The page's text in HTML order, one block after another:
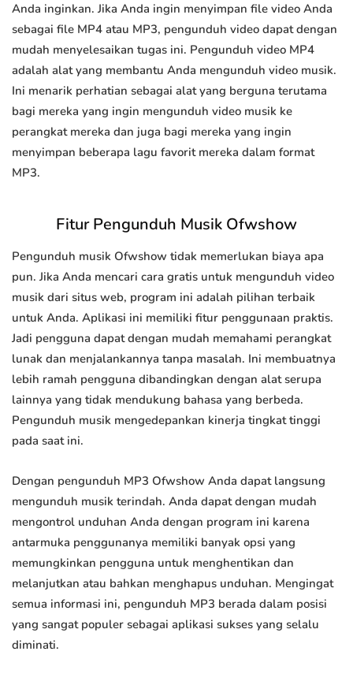
Anda inginkan. Jika Anda ingin menyimpan file video Anda
sebagai file MP4 atau MP3, pengunduh video dapat dengan
mudah menyelesaikan tugas ini. Pengunduh video MP4
adalah alat yang membantu Anda mengunduh video musik.
Ini menarik perhatian sebagai alat yang berguna terutama
bagi mereka yang ingin mengunduh video musik ke
perangkat mereka dan juga bagi mereka yang ingin
menyimpan beberapa lagu favorit mereka dalam format
MP3.
Fitur Pengunduh Musik Ofwshow
Pengunduh musik Ofwshow tidak memerlukan biaya apa
pun. Jika Anda mencari cara gratis untuk mengunduh video
musik dari situs web, program ini adalah pilihan terbaik
untuk Anda. Aplikasi ini memiliki fitur penggunaan praktis.
Jadi pengguna dapat dengan mudah memahami perangkat
lunak dan menjalankannya tanpa masalah. Ini membuatnya
lebih ramah pengguna dibandingkan dengan alat serupa
lainnya yang tidak mendukung bahasa yang berbeda.
Pengunduh musik mengedepankan kinerja tingkat tinggi
pada saat ini.
Dengan pengunduh MP3 Ofwshow Anda dapat langsung
mengunduh musik terindah. Anda dapat dengan mudah
mengontrol unduhan Anda dengan program ini karena
antarmuka penggunanya memiliki banyak opsi yang
memungkinkan pengguna untuk menghentikan dan
melanjutkan atau bahkan menghapus unduhan. Mengingat
semua informasi ini, pengunduh MP3 berada dalam posisi
yang sangat populer sebagai aplikasi sukses yang selalu
diminati.